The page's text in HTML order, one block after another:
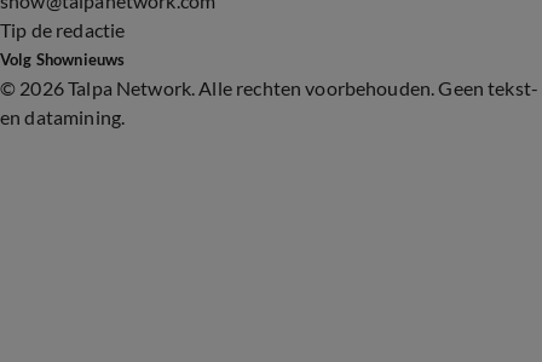
Tip de redactie
Volg Shownieuws
© 2026 Talpa Network. Alle rechten voorbehouden. Geen tekst-
en datamining.